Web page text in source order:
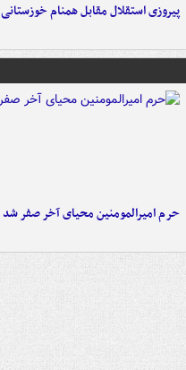
پیروزی استقلال مقابل همنام خوزستانی
حرم امیرالمومنین محیای آخر صفر شد